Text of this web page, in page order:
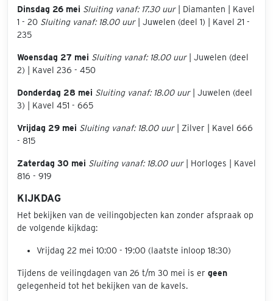
Dinsdag 26 mei Sluiting vanaf: 17.30 uur| Diamanten | Kavel
1 - 20 Sluiting vanaf: 18.00 uur| Juwelen (deel 1) | Kavel 21 -
235
Woensdag 27 mei Sluiting vanaf: 18.00 uur| Juwelen (deel
2) | Kavel 236 - 450
Donderdag 28 mei Sluiting vanaf: 18.00 uur| Juwelen (deel
3) | Kavel 451 - 665
Vrijdag 29 mei Sluiting vanaf: 18.00 uur| Zilver | Kavel 666
- 815
Zaterdag 30 mei Sluiting vanaf: 18.00 uur| Horloges | Kavel
816 - 919
KIJKDAG
Het bekijken van de veilingobjecten kan zonder afspraak op
de volgende kijkdag:
Vrijdag 22 mei 10:00 - 19:00 (laatste inloop 18:30)
Tijdens de veilingdagen van 26 t/m 30 mei is er geen
gelegenheid tot het bekijken van de kavels.